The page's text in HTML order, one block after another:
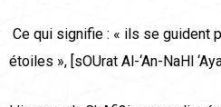
Ce qui signifie : « ils se guident
étoiles », [sOUrat Al-‘An-NaHl